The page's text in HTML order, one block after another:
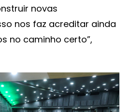
novas
nos faz acreditar ainda
no caminho certo”,